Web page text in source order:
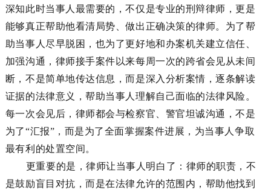
深知此时当事人最需要的，不仅是专业的刑辩律师，更是
能够真正帮助他看清局势、做出正确决策的律师。 为了帮
助当事人尽早脱困，也为了更好地和办案机关建立信任、
加强沟通，律师接手案件以来每周一次的跨省会见从未间
断，不是简单地传达信息，而是深入分析案情，逐条解读
证据的法律意义，帮助当事人理解自己面临的法律风险。
每一次会见后， 律师都会与检察官 警官坦诚沟通，不是
为了“汇报”，而是为了全面掌握案件进展，为当事人争取
最有利的处置空间。
更重要的是，律师让当事人明白了：律师的职责，不
是鼓励盲目 对抗，而是在法律允许的范围内，帮助他找到